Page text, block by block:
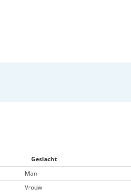
Geslacht
Man
Vrouw